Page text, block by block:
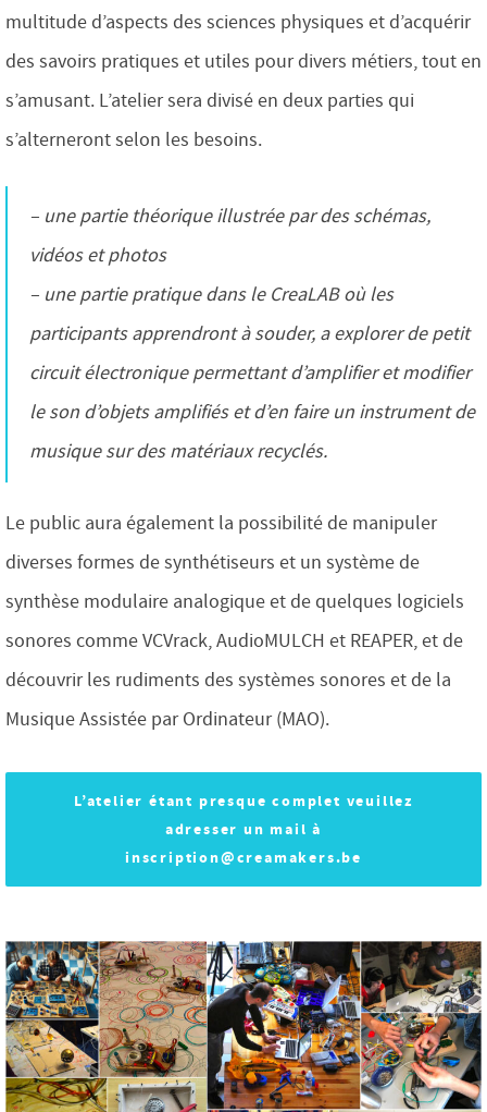
multitude d’aspects des sciences physiques et d’acquérir
des savoirs pratiques et utiles pour divers métiers, tout en
s’amusant. L’atelier sera divisé en deux parties qui
s’alterneront selon les besoins.
– une partie théorique illustrée par des schémas,
vidéos et photos
– une partie pratique dans le CreaLAB où les
participants apprendront à souder, a explorer de petit
circuit électronique permettant d’amplifier et modifier
le son d’objets amplifiés et d’en faire un instrument de
musique sur des matériaux recyclés.
Le public aura également la possibilité de manipuler
diverses formes de synthétiseurs et un système de
synthèse modulaire analogique et de quelques logiciels
sonores comme VCVrack, AudioMULCH et REAPER, et de
découvrir les rudiments des systèmes sonores et de la
Musique Assistée par Ordinateur (MAO).
L’atelier étant presque complet veuillez
adresser un mail à
inscription@creamakers.be